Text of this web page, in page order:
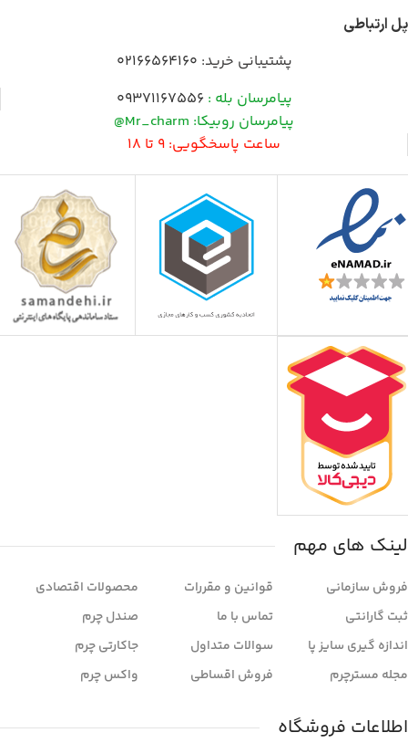
پل ارتباطی
پشتیبانی خرید: 02166564160
پیامرسان بله : 09371167556
پیامرسان روبیکا: Mr_charm@
ساعت پاسخگویی: 9 تا 18
لینک های مهم
فروش سازمانی
ثبت گارانتی
اندازه گیری سایز پا
مجله مسترچرم
قوانین و مقررات
تماس با ما
سوالات متداول
فروش اقساطی
محصولات اقتصادی
صندل چرم
جاکارتی چرم
واکس چرم
اطلاعات فروشگاه